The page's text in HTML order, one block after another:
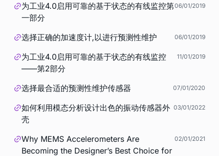
为工业4.0启用可靠的基于状态的有线监控第
一部分
06/01/2019
选择正确的加速度计,以进行预测性维护 06/01/2019
为工业4.0启用可靠的基于状态的有线监控
——第2部分
11/01/2019
选择最合适的预测性维护传感器 07/01/2020
如何利用模态分析设计出色的振动传感器外
壳
03/01/2022
Why MEMS Accelerometers Are
Becoming the Designer’s Best Choice for
02/01/2021